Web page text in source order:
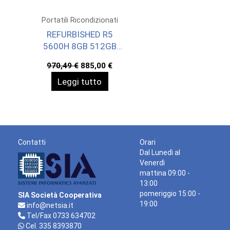
Portatili Ricondizionati
REFURBISHED R5
5600H 8GB 512GB
970,49€ Il
prezzo
originale
era:
885,00 €Il
Leggi tutto
Contatti
SIA Società Cooperativa
info@netsia.it
Tel/Fax 0733 634702
Cel. 335 8393870
Orari
Dal Lunedì al
Venerdì
mattina 09:00 -
13:00
pomeriggio 15:00 -
19:00